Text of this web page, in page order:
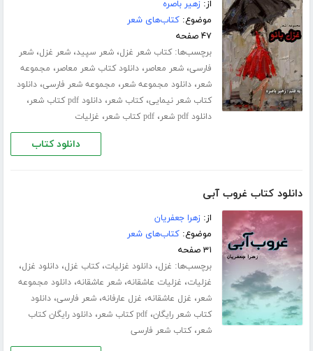
از:زهیر باصره
موضوع:کتاب‌های شعر
۴۷ صفحه
برچسب‌ها:کتاب شعر غزل،شعر سپید،شعر غزل،شعر
فارسی،شعر معاصر،دانلود کتاب شعر معاصر، مجموعه
شعر،دانلود مجموعه شعر، مجموعه شعر فارسی،دانلود
کتاب شعر نیمایی،کتاب شعر،دانلود pdf کتاب شعر ،
دانلود pdf شعر ،pdf کتاب شعر ، غزلیات
دانلود کتاب
دانلود کتاب غروب آبی
از:زهرا جعفریان
موضوع:کتاب‌های شعر
۳۱ صفحه
برچسب‌ها: غزل،دانلود غزلیات،کتاب غزل،دانلود غزل،
غزلیات، غزلیات عاشقانه،شعر عاشقانه،دانلود مجموعه
شعر، غزل عاشقانه، غزل عارفانه،شعر فارسی،دانلود
کتاب شعر رایگان،pdf کتاب شعر ،دانلود رایگان کتاب
شعر،کتاب شعر فارسی